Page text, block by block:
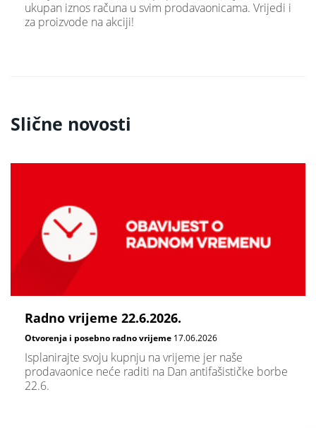
ukupan iznos računa u svim prodavaonicama. Vrijedi i
za proizvode na akciji!
Slične novosti
Radno vrijeme 22.6.2026.
Otvorenja i posebno radno vrijeme 17.06.2026
Isplanirajte svoju kupnju na vrijeme jer naše
prodavaonice neće raditi na Dan antifašističke borbe
22.6.